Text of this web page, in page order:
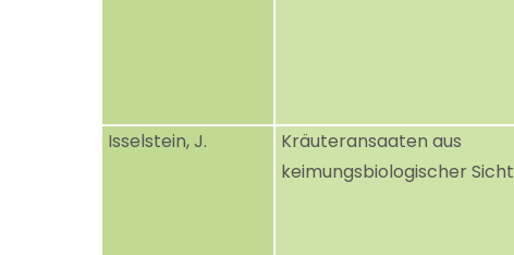
Isselstein, J.
Kräuteransaaten aus
keimungsbiologischer Sicht